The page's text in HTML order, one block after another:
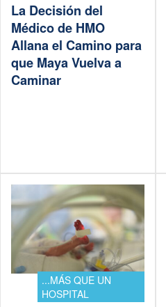
La Decisión del
Médico de HMO
Allana el Camino para
que Maya Vuelva a
Caminar
...MÁS QUE UN
HOSPITAL